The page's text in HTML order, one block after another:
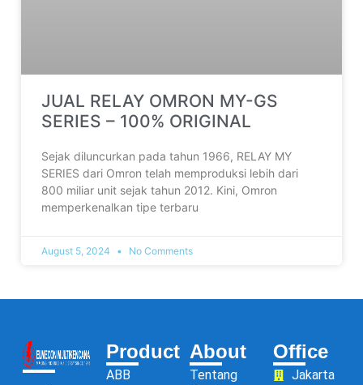
JUAL RELAY OMRON MY-GS
SERIES – 100% ORIGINAL
Sejak diluncurkan pada tahun 1966, RELAY MY
SERIES dari Omron telah memproduksi lebih dari
800 miliar unit sejak tahun 2012. Kini, Omron
memperkenalkan tipe terbaru
August 5, 2024 No Comments
Product
ABB
About
Tentang
Office
Jakarta